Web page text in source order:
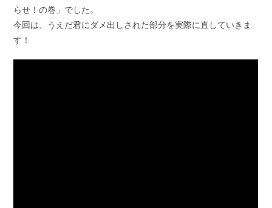
らせ！の巻」でした。
今回は、うえだ君にダメ出しされた部分を実際に直していきま
す！